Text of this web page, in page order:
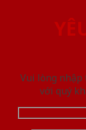
Vui lòng nhập
với quý